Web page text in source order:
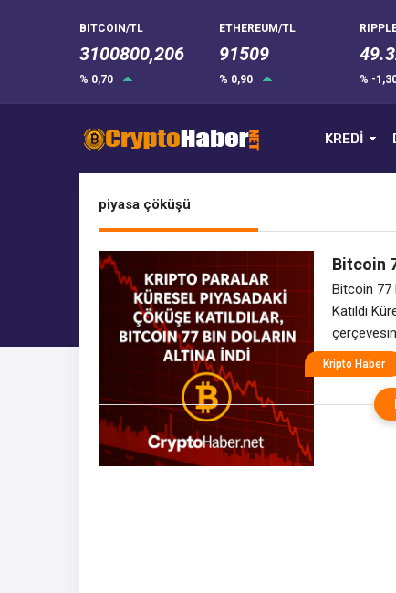
BITCOIN/TL
3100800,206
% 0,70
ETHEREUM/TL
91509
% 0,90 % -
KREDİ
piyasa çöküşü
Bitcoin
Bitcoin 77
Katıldı
kripto
geriledi.
Kripto Haber